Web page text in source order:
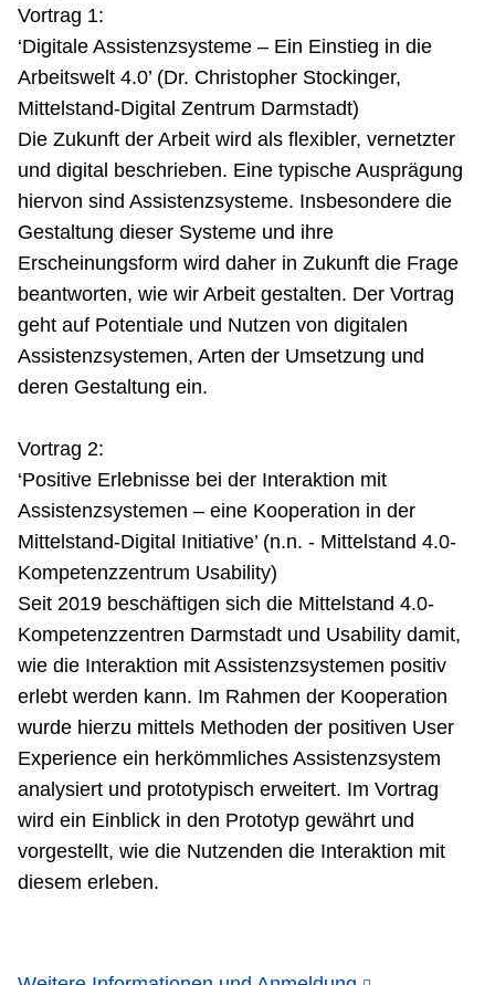
Vortrag 1:
‘Digitale Assistenzsysteme – Ein Einstieg in die
Arbeitswelt 4.0’ (Dr. Christopher Stockinger,
Mittelstand-Digital Zentrum Darmstadt)
Die Zukunft der Arbeit wird als flexibler, vernetzter
und digital beschrieben. Eine typische Ausprägung
hiervon sind Assistenzsysteme. Insbesondere die
Gestaltung dieser Systeme und ihre
Erscheinungsform wird daher in Zukunft die Frage
beantworten, wie wir Arbeit gestalten. Der Vortrag
geht auf Potentiale und Nutzen von digitalen
Assistenzsystemen, Arten der Umsetzung und
deren Gestaltung ein.
Vortrag 2:
‘Positive Erlebnisse bei der Interaktion mit
Assistenzsystemen – eine Kooperation in der
Mittelstand-Digital Initiative’ (n.n. - Mittelstand 4.0-
Kompetenzzentrum Usability)
Seit 2019 beschäftigen sich die Mittelstand 4.0-
Kompetenzzentren Darmstadt und Usability damit,
wie die Interaktion mit Assistenzsystemen positiv
erlebt werden kann. Im Rahmen der Kooperation
wurde hierzu mittels Methoden der positiven User
Experience ein herkömmliches Assistenzsystem
analysiert und prototypisch erweitert. Im Vortrag
wird ein Einblick in den Prototyp gewährt und
vorgestellt, wie die Nutzenden die Interaktion mit
diesem erleben.